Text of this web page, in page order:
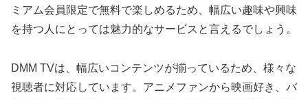
ミアム会員限定で無料で楽しめるため、幅広い趣味や興味
を持つ人にとっては魅力的なサービスと言えるでしょう。
DMM TVは、幅広いコンテンツが揃っているため、様々な
視聴者に対応しています。アニメファンから映画好き、バ